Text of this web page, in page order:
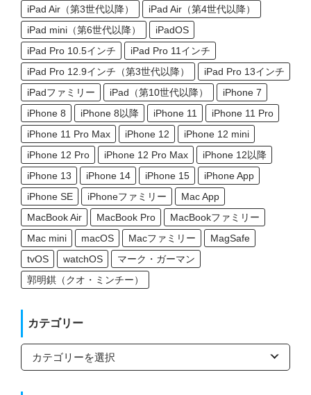
iPad Air（第3世代以降）
iPad Air（第4世代以降）
iPad mini（第6世代以降）
iPadOS
iPad Pro 10.5インチ
iPad Pro 11インチ
iPad Pro 12.9インチ（第3世代以降）
iPad Pro 13インチ
iPadファミリー
iPad（第10世代以降）
iPhone 7
iPhone 8
iPhone 8以降 iPhone 11
iPhone 11 Pro
iPhone 11 Pro Max
iPhone 12
iPhone 12 mini
iPhone 12 Pro
iPhone 12 Pro Max
iPhone 12以降
iPhone 13
iPhone 14 iPhone 15
iPhone App
iPhone SE
iPhoneファミリー
Mac App
MacBook Air
MacBook Pro
MacBookファミリー
Mac mini
macOS Macファミリー
MagSafe
tvOS
watchOS
マーク・ガーマン
郭明錤（クオ・ミンチー）
カテゴリー
カ
ゴ
ー